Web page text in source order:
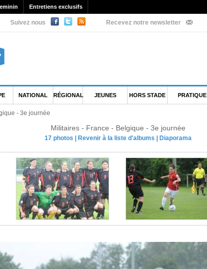
Entretiens exclusifs
Suivez nous Recevez notre newsletter
NATIONAL RÉGIONAL JEUNES HORS STADE PRATIQUE
- 3e journée
Militaires - France - Belgique - 3e journée
17 photos Revenir à la liste d'albums Diaporama